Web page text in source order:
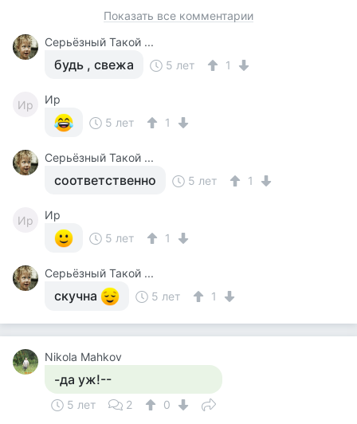
Показать все комментарии
Серьёзный Такой ...
будь , свежа 5 лет 1
Ир
Ир
5 лет
1
Серьёзный Такой ...
соответственно 5 лет 1
Ир
Ир
5 лет
1
Серьёзный Такой ...
скучна 5 лет 1
Nikola Mahkov
-да уж!--
5 лет 2 0